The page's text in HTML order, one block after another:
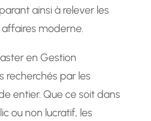
ainsi à relever les
moderne.
en Gestion
recherchés par les
entier. Que ce soit dans
ou non lucratif, les